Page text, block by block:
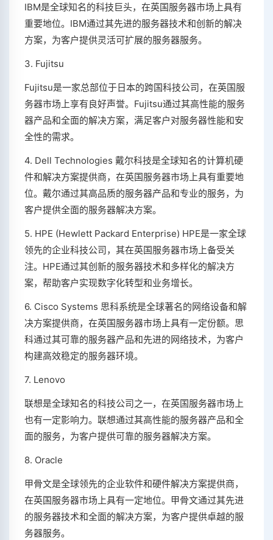
IBM是全球知名的科技巨头，在英国服务器市场上具有
重要地位。IBM通过其先进的服务器技术和创新的解决
方案，为客户提供灵活可扩展的服务器服务。
3. Fujitsu
Fujitsu是一家总部位于日本的跨国科技公司，在英国服
务器市场上享有良好声誉。Fujitsu通过其高性能的服务
器产品和全面的解决方案，满足客户对服务器性能和安
全性的需求。
4. Dell Technologies 戴尔科技是全球知名的计算机硬
件和解决方案提供商，在英国服务器市场上具有重要地
位。戴尔通过其高品质的服务器产品和专业的服务，为
客户提供全面的服务器解决方案。
5. HPE (Hewlett Packard Enterprise) HPE是一家全球
领先的企业科技公司，其在英国服务器市场上备受关
注。HPE通过其创新的服务器技术和多样化的解决方
案，帮助客户实现数字化转型和业务增长。
6. Cisco Systems 思科系统是全球著名的网络设备和解
决方案提供商，在英国服务器市场上具有一定份额。思
科通过其可靠的服务器产品和先进的网络技术，为客户
构建高效稳定的服务器环境。
7. Lenovo
联想是全球知名的科技公司之一，在英国服务器市场上
也有一定影响力。联想通过其高性能的服务器产品和全
面的服务，为客户提供可靠的服务器解决方案。
8. Oracle
甲骨文是全球领先的企业软件和硬件解决方案提供商，
在英国服务器市场上具有一定地位。甲骨文通过其先进
的服务器技术和全面的解决方案，为客户提供卓越的服
务器服务。